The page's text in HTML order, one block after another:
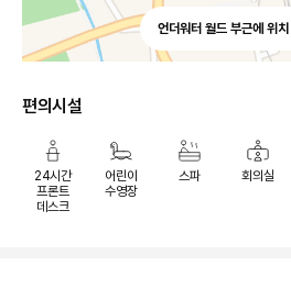
언더워터 월드 부근에 위치
편의시설
24시간
프론트
데스크
어린이
수영장
스파 회의실